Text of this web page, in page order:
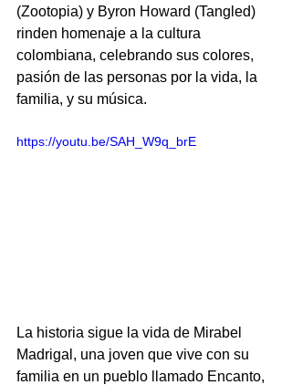
(Zootopia) y Byron Howard (Tangled)
rinden homenaje a la cultura
colombiana, celebrando sus colores,
pasión de las personas por la vida, la
familia, y su música.
https://youtu.be/SAH_W9q_brE
La historia sigue la vida de Mirabel
Madrigal, una joven que vive con su
familia en un pueblo llamado Encanto,